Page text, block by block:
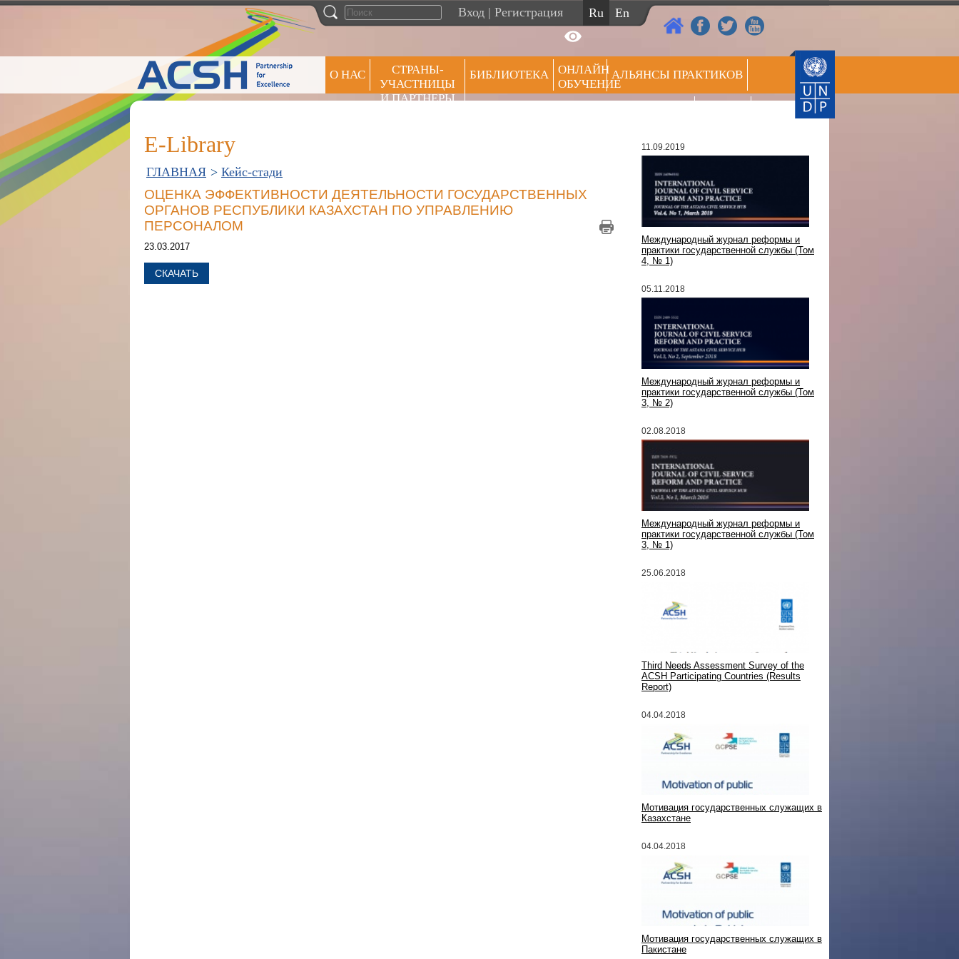
Вход | Регистрация ru en
О НАС
СТРАНЫ-
УЧАСТНИЦЫ
И ПАРТНЕРЫ
БИБЛИОТЕКА
ОНЛАЙН
ОБУЧЕНИЕ
АЛЬЯНСЫ ПРАКТИКОВ
E-Library
ГЛАВНАЯ > Кейс-стади
ОЦЕНКА ЭФФЕКТИВНОСТИ ДЕЯТЕЛЬНОСТИ ГОСУДАРСТВЕННЫХ
ОРГАНОВ РЕСПУБЛИКИ КАЗАХСТАН ПО УПРАВЛЕНИЮ
ПЕРСОНАЛОМ
23.03.2017
СКАЧАТЬ
11.09.2019
Международный журнал реформы и
практики государственной службы (Том
4, № 1)
05.11.2018
Международный журнал реформы и
практики государственной службы (Том
3, № 2)
02.08.2018
Международный журнал реформы и
практики государственной службы (Том
3, № 1)
25.06.2018
Third Needs Assessment Survey of the
ACSH Participating Countries (Results
Report)
04.04.2018
Мотивация государственных служащих в
Казахстане
04.04.2018
Мотивация государственных служащих в
Пакистане